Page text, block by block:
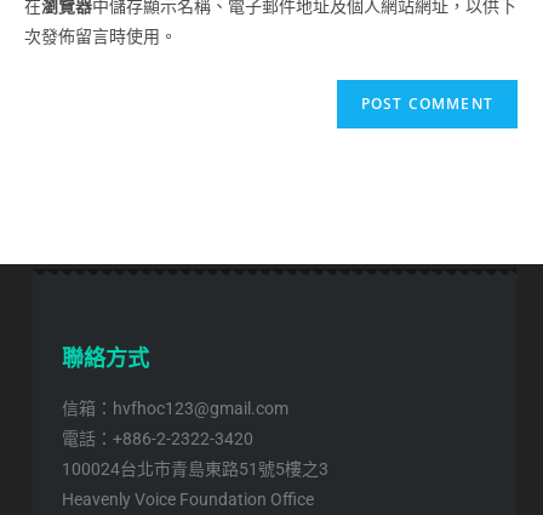
在瀏覽器中儲存顯示名稱、電子郵件地址及個人網站網址，以供下
次發佈留言時使用。
聯絡方式
信箱：hvfhoc123@gmail.com
電話：+886-2-2322-3420
100024台北市青島東路51號5樓之3
Heavenly Voice Foundation Office